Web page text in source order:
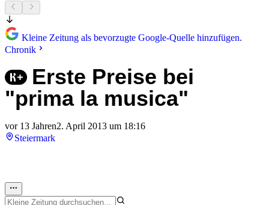
Kleine Zeitung als bevorzugte Google-Quelle hinzufügen.
Chronik
Erste Preise bei
"prima la musica"
vor 13 Jahren2. April 2013 um 18:16
Steiermark